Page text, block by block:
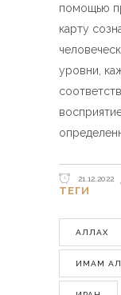
помощью
карту
уровни,
21.12.2022
ТЕГИ
АЛЛАХ
ИМАМ